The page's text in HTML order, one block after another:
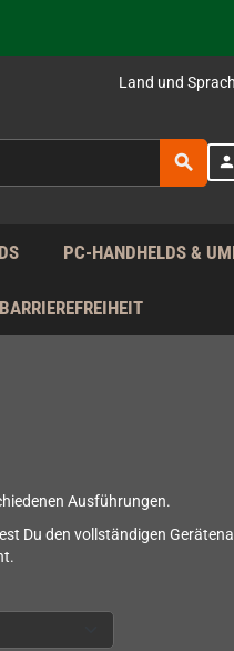
Land und
search person
PC-HANDHELDS &
Ausführungen.
Du den vollständigen